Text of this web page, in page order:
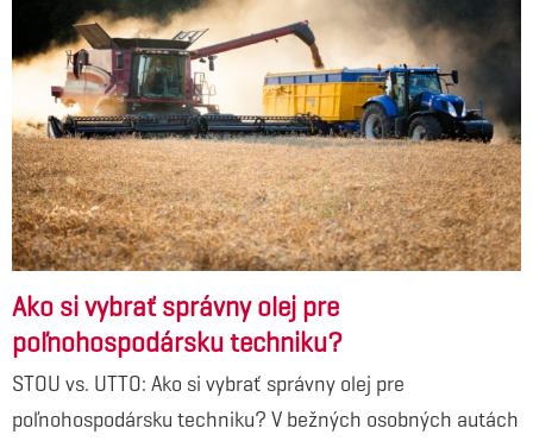
Ako si vybrať správny olej pre
poľnohospodársku techniku?
STOU vs. UTTO: Ako si vybrať správny olej pre
poľnohospodársku techniku? V bežných osobných autách